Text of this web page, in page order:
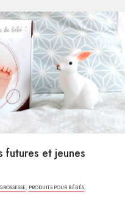
et jeunes
, PRODUITS POUR BÉBÉS,